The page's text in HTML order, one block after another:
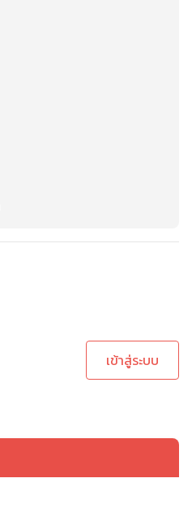
เข้าสู่ระบบ